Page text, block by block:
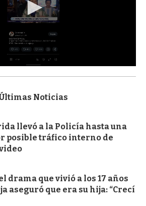
Noticias
llevó a la Policía hasta una
posible tráfico interno de
drama que vivió a los 17 años
aseguró que era su hija: “Crecí